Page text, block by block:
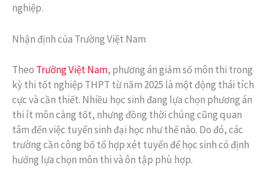
nghiệp.
Nhận định của Trường Việt Nam
Theo Trường Việt Nam, phương án giảm số môn thi trong
kỳ thi tốt nghiệp THPT từ năm 2025 là một động thái tích
cực và cần thiết. Nhiều học sinh đang lựa chọn phương án
thi ít môn càng tốt, nhưng đồng thời chúng cũng quan
tâm đến việc tuyển sinh đại học như thế nào. Do đó, các
trường cần công bố tổ hợp xét tuyển để học sinh có định
hướng lựa chọn môn thi và ôn tập phù hợp.